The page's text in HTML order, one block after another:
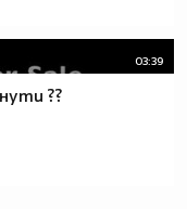
03:39
??